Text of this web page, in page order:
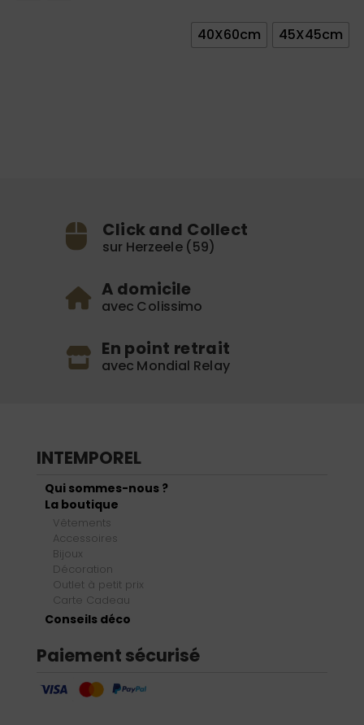
40X60cm 45X45cm
Click and Collect
sur Herzeele (59)
A domicile
avec Colissimo
En point retrait
avec Mondial Relay
INTEMPOREL
Qui sommes-nous ?
La boutique
Vêtements
Accessoires
Bijoux
Décoration
Outlet à petit prix
Carte Cadeau
Conseils déco
Paiement sécurisé